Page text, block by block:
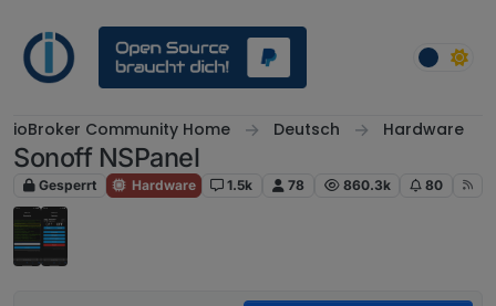
ioBroker Community Home Deutsch Hardware
Sonoff NSPanel
Gesperrt Hardware 1.5k 78 860.3k 80